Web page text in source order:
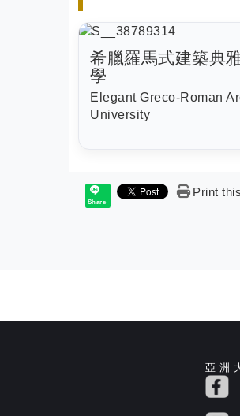
希臘羅馬式建築典
學
Elegant Greco-Roman
University
Share
Print
亞